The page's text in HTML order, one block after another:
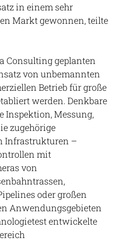
in einem sehr
Markt gewonnen, teilte
Consulting geplanten
von unbemannten
Betrieb für große
werden. Denkbare
Inspektion, Messung,
zugehörige
Infrastrukturen –
mit
von
oder großen
Anwendungsgebieten
entwickelte